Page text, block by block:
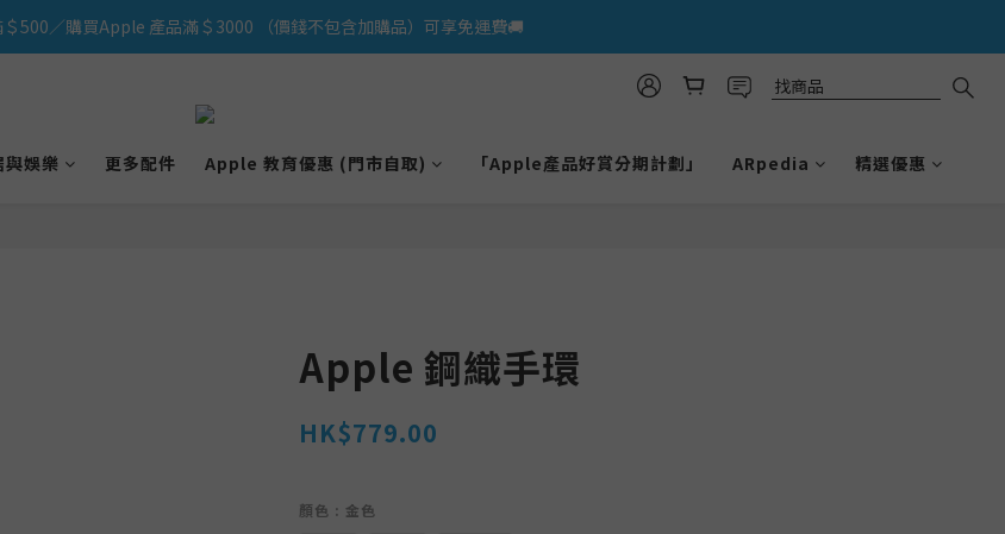
iPhone 17 系列新登場！立即訂購
500／購買Apple 產品滿＄3000 （價錢不包含加購品）可享免運費🚚
與娛樂 更多配件 Apple 教育優惠 (門市自取) 「Apple產品好賞分期計劃」 ARpedia 精選優惠
Apple 鋼織手環
HK$779.00
顏色 : 金色